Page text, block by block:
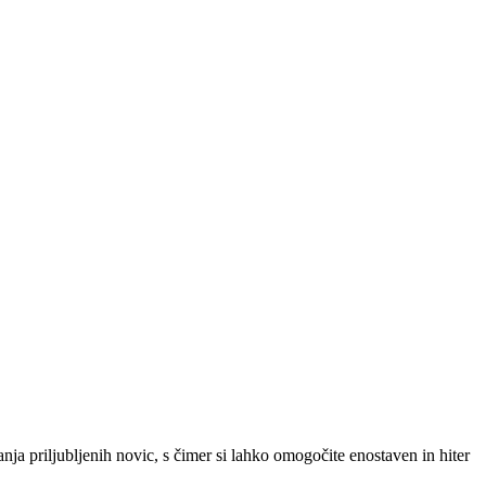
priljubljenih novic, s čimer si lahko omogočite enostaven in hiter